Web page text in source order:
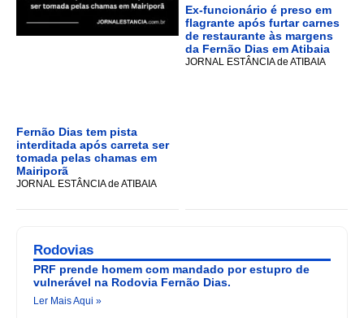
Fernão Dias tem pista
interditada após carreta ser
tomada pelas chamas em
Mairiporã
JORNAL ESTÂNCIA de ATIBAIA
Ex-funcionário é preso em
flagrante após furtar carnes
de restaurante às margens
da Fernão Dias em Atibaia
JORNAL ESTÂNCIA de ATIBAIA
Rodovias
PRF prende homem com mandado por estupro de
vulnerável na Rodovia Fernão Dias.
Ler Mais Aqui »